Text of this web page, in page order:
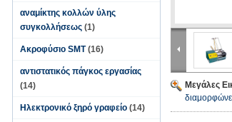
αναμίκτης κολλών ύλης
συγκολλήσεως (1)
Ακροφύσιο SMT (16)
αντιστατικός πάγκος εργασίας
(14)
Ηλεκτρονικό ξηρό γραφείο (14)
Μεγάλες